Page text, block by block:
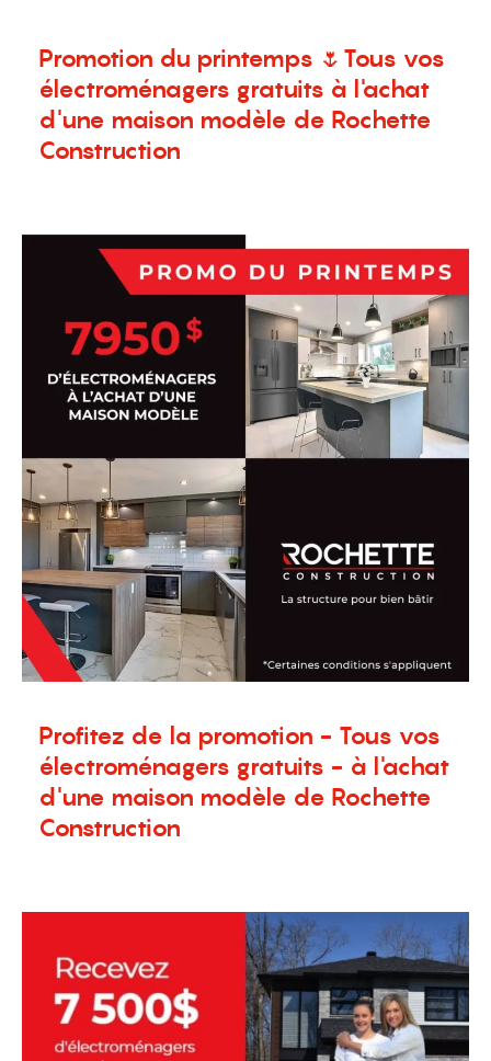
Promotion du printemps 🌷Tous vos
électroménagers gratuits à l'achat
d'une maison modèle de Rochette
Construction
Profitez de la promotion - Tous vos
électroménagers gratuits - à l'achat
d'une maison modèle de Rochette
Construction